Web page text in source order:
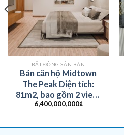
BẤT ĐỘNG SẢN BÁN
Bán căn hộ Midtown
The Peak Diện tích:
81m2, bao gồm 2 view:
view sông và view nội
tĩnh. Căn hộ đã full nội
6,400,000,000₫